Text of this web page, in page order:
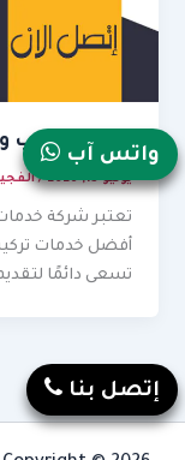
تركيب
يونيو 13, 2026 /
تعتبر شركة
أفضل خدمات
تسعى دائمًا
واتس آب
إتصل بنا